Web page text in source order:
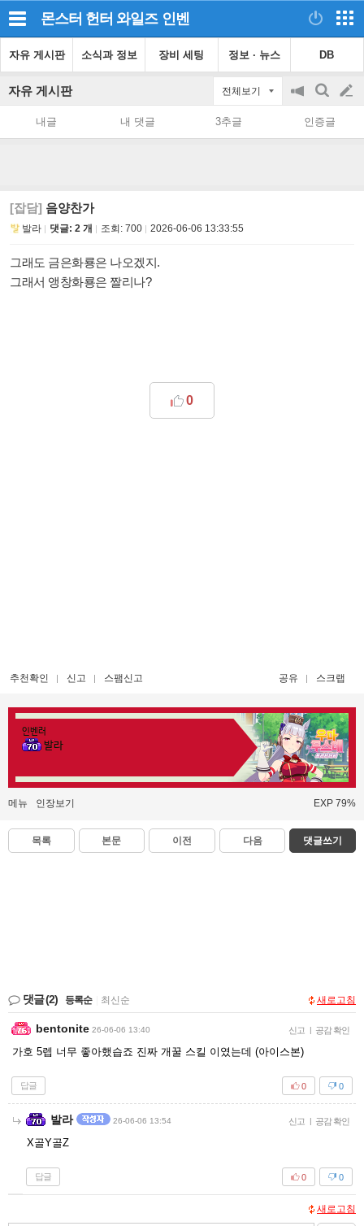
몬스터 헌터 와일즈 인벤
자유 게시판 소식과 정보 장비 세팅 정보 · 뉴스 DB
자유 게시판 전체보기
공
on/off
검
색
글
쓰
내글 내 댓글 3추글 인증글
[잡담] 음양찬가
발라 댓글: 2 개 조회: 700 2026-06-06 13:33:55
그래도 금은화룡은 나오겠지.
그래서 앵창화룡은 짤리나?
0
추천확인 신고 스팸신고 공유 스크랩
인벤러
발라
메뉴 인장보기 EXP 79%
목록 본문 이전 다음 댓글쓰기
댓글(2) 등록순 최신순 새로고침
bentonite 26-06-06 13:40 신고 | 공감 확인
가호 5렙 너무 좋아했습죠 진짜 개꿀 스킬 이였는데 (아이스본)
답글 0
0
발라 26-06-06 13:54 신고 | 공감 확인
X골Y골Z
답글 0
0
새로고침